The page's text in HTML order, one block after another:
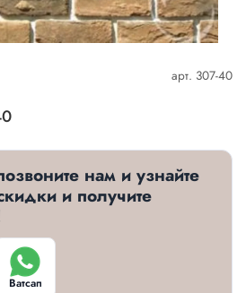
арт. 307-40
нам и узнайте
и получите
Ватсап